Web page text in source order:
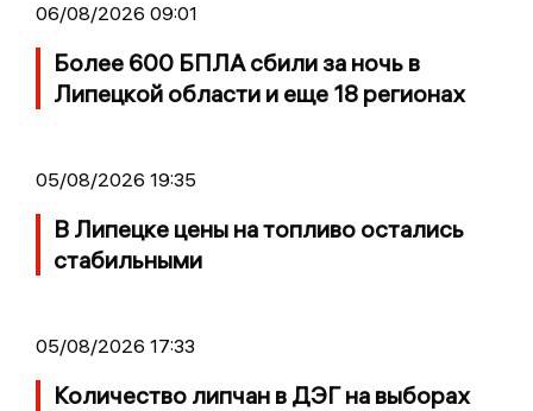
06/08/2026 09:01
Более 600 БПЛА сбили за ночь в
Липецкой области и еще 18 регионах
05/08/2026 19:35
В Липецке цены на топливо остались
стабильными
05/08/2026 17:33
Количество липчан в ДЭГ на выборах